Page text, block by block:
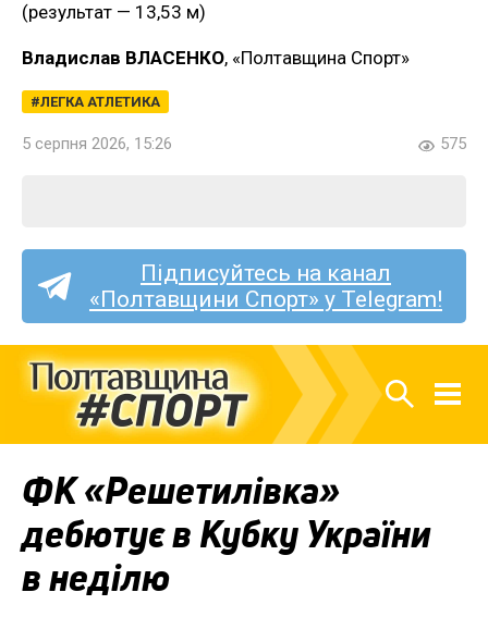
(результат — 13,53 м)
Владислав ВЛАСЕНКО, «Полтавщина Спорт»
ЛЕГКА АТЛЕТИКА
5 серпня 2026, 15:26 575
Підписуйтесь на канал
«Полтавщини Спорт» у Telegram!
ФК «Решетилівка»
дебютує в Кубку України
в неділю